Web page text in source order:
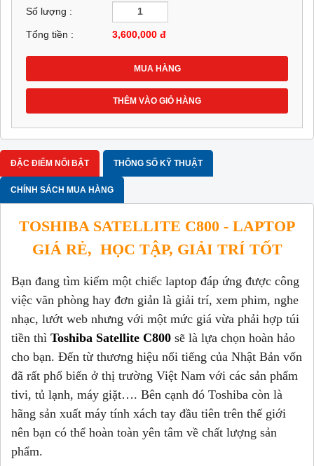
Số lượng :
Tổng tiền : 3,600,000 đ
MUA HÀNG
THÊM VÀO GIỎ HÀNG
ĐẶC ĐIỂM NỔI BẬT THÔNG SỐ KỸ THUẬT
CHÍNH SÁCH MUA HÀNG
TOSHIBA SATELLITE C800 - LAPTOP
GIÁ RẺ, HỌC TẬP, GIẢI TRÍ TỐT
Bạn đang tìm kiếm một chiếc laptop đáp ứng được công
việc văn phòng hay đơn giản là giải trí, xem phim, nghe
nhạc, lướt web nhưng với một mức giá vừa phải hợp túi
tiền thì Toshiba Satellite C800 sẽ là lựa chọn hoàn hảo
cho bạn. Đến từ thương hiệu nổi tiếng của Nhật Bản vốn
đã rất phổ biến ở thị trường Việt Nam với các sản phẩm
tivi, tủ lạnh, máy giặt…. Bên cạnh đó Toshiba còn là
hãng sản xuất máy tính xách tay đầu tiên trên thế giới
nên bạn có thể hoàn toàn yên tâm về chất lượng sản
phẩm.